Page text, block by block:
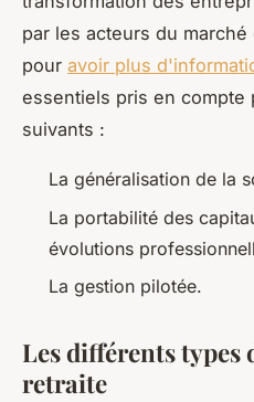
par les acteurs du
pour avoir plus
essentiels pris en compte
suivants :
La généralisation de la
La portabilité des
évolutions
La gestion pilotée.
Les différents types
retraite